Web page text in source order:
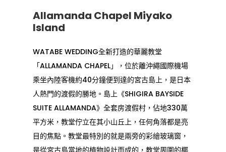
Allamanda Chapel Miyako
Island
WATABE WEDDING全新打造的華麗教堂
「ALLAMANDA CHAPEL」，位於離沖繩國際機場
乘坐內陸客機約40分鐘便到達的宮古島上，是日本
人熱門的渡假的勝地。島上《SHIGIRA BAYSIDE
SUITE ALLAMANDA》全套房渡假村，佔地330萬
平方米，教堂佇立在其小山丘上，任何角落都是亮
目的焦點。教堂最特別的就是兩旁的彩繪玻璃窗，